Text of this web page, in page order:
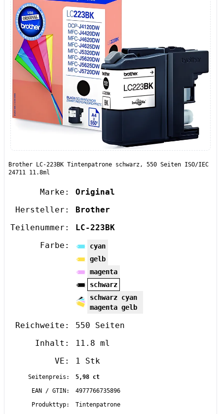
Brother LC-223BK Tintenpatrone schwarz, 550 Seiten ISO/IEC
24711 11.8ml
Marke:
Original
Hersteller:
Brother
Teilenummer:
LC-223BK
Farbe:
cyan
gelb
magenta
schwarz
schwarz cyan
magenta gelb
Reichweite:
550 Seiten
Inhalt:
11.8 ml
VE:
1 Stk
Seitenpreis:
5,98 ct
EAN / GTIN:
4977766735896
Produkttyp:
Tintenpatrone